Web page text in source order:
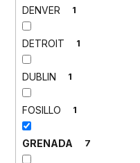
DENVER 1
DETROIT 1
DUBLIN 1
FOSILLO 1
GRENADA 7